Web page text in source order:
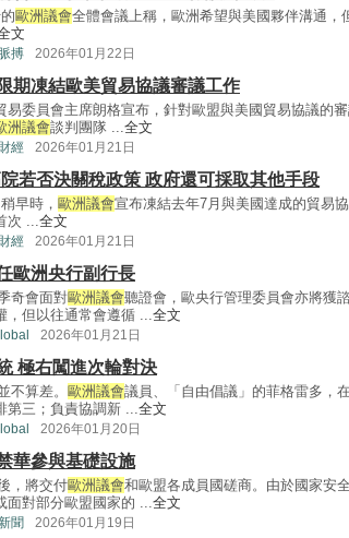
歐洲議會全體會議上稱，歐洲希望與美國夥伴溝通，
文
搏 2026年01月22日
期凍結歐美貿易協議審議工作
易委員會主席朗格宣布，針對歐盟與美國貿易協議的
洲議會談判團隊 ...全文
經 2026年01月21日
若否決關稅政策 政府還可採取其他手段
早時， 歐洲議會宣布凍結去年7月與美國達成的貿易
次 ...全文
經 2026年01月21日
歐洲央行副行長
奇會面對歐洲議會聽證會，歐央行管理委員會亦將獲
，但以往通常會遵循 ...全文
2026年01月21日
極右闖進次輪對決
不算差。 歐洲議會議員、「自由倡議」的菲格雷多，
第三；負責協調新 ...全文
2026年01月20日
華參與基礎設施
，將交付歐洲議會和歐盟各成員國磋商。由於國家安
面對部分歐盟國家的 ...全文
聞 2026年01月19日